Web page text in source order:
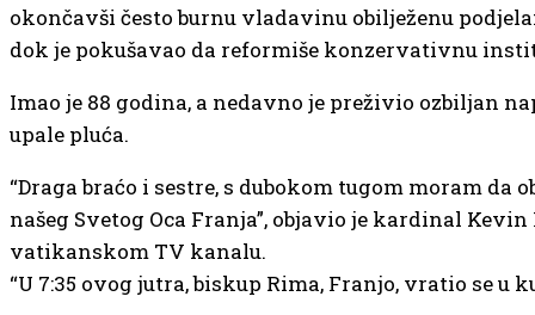
okončavši često burnu vladavinu obilježenu
dok je pokušavao da reformiše konzervativnu
Imao je 88 godina, a nedavno je preživio ozbiljan
upale pluća.
“Draga braćo i sestre, s dubokom tugom moram da
našeg Svetog Oca Franja”, objavio je kardinal Kevin
vatikanskom TV kanalu.
“U 7:35 ovog jutra, biskup Rima, Franjo, vratio se u